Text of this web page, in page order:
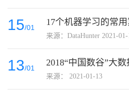
15/01
17个机器学习的常
来源：DataHunter 2021-01-
13/01
来源： 2021-01-13